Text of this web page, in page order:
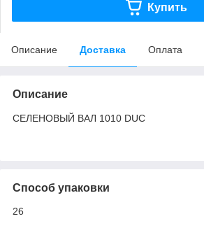
Купить
Описание Доставка Оплата
Описание
СЕЛЕНОВЫЙ ВАЛ 1010 DUC
Способ упаковки
26